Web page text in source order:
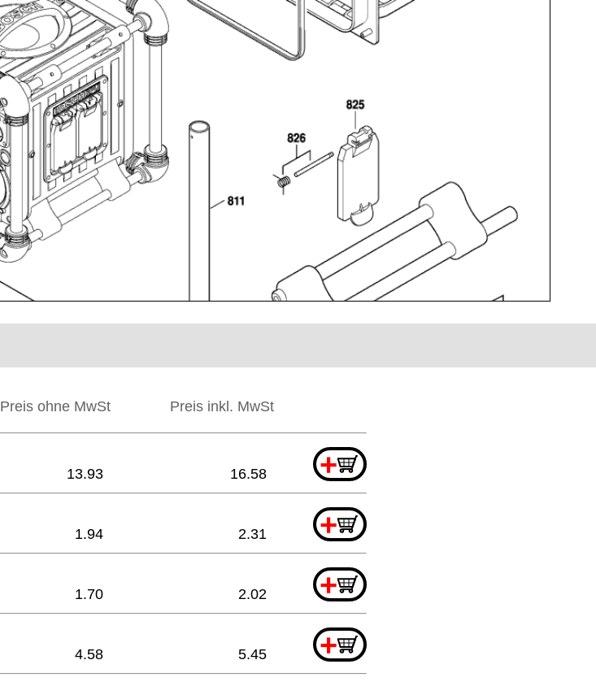
Preis ohne MwSt Preis inkl. MwSt
+
13.93 16.58
+
1.94 2.31
+
1.70 2.02
+
4.58 5.45